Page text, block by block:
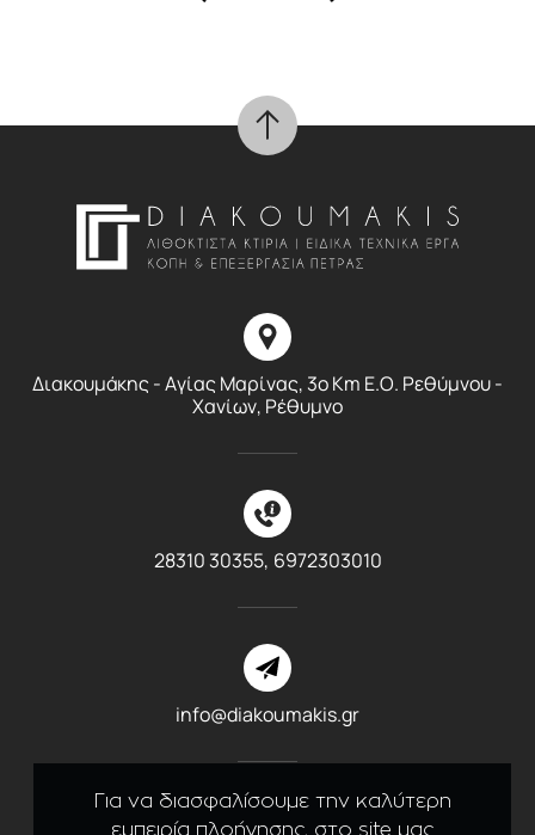
Για να διασφαλίσουμε την καλύτερη
εμπειρία πλοήγησης, στο site μας
Διακουμάκης - Αγίας Μαρίνας, 3ο Km E.O. Ρεθύμνου -
Χανίων, Ρέθυμνο
28310 30355, 6972303010
info@diakoumakis.gr